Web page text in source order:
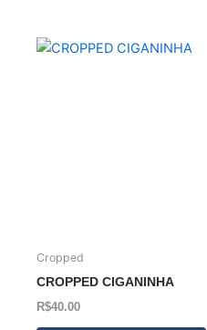
Cropped
CROPPED CIGANINHA
R$40.00